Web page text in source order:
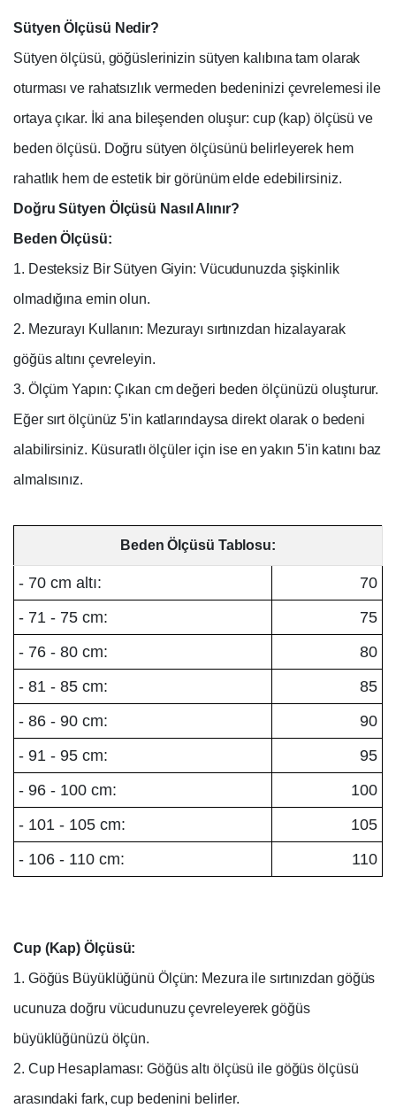
Sütyen Ölçüsü Nedir?
Sütyen ölçüsü, göğüslerinizin sütyen kalıbına tam olarak
oturması ve rahatsızlık vermeden bedeninizi çevrelemesi ile
ortaya çıkar. İki ana bileşenden oluşur: cup (kap) ölçüsü ve
beden ölçüsü. Doğru sütyen ölçüsünü belirleyerek hem
rahatlık hem de estetik bir görünüm elde edebilirsiniz.
Doğru Sütyen Ölçüsü Nasıl Alınır?
Beden Ölçüsü:
1. Desteksiz Bir Sütyen Giyin: Vücudunuzda şişkinlik
olmadığına emin olun.
2. Mezurayı Kullanın: Mezurayı sırtınızdan hizalayarak
göğüs altını çevreleyin.
3. Ölçüm Yapın: Çıkan cm değeri beden ölçünüzü oluşturur.
Eğer sırt ölçünüz 5'in katlarındaysa direkt olarak o bedeni
alabilirsiniz. Küsuratlı ölçüler için ise en yakın 5'in katını baz
almalısınız.
Beden Ölçüsü Tablosu:
- 70 cm altı:
70
- 71 - 75 cm:
75
- 76 - 80 cm:
80
- 81 - 85 cm:
85
- 86 - 90 cm:
90
- 91 - 95 cm:
95
- 96 - 100 cm:
100
- 101 - 105 cm:
105
- 106 - 110 cm:
110
Cup (Kap) Ölçüsü:
1. Göğüs Büyüklüğünü Ölçün: Mezura ile sırtınızdan göğüs
ucunuza doğru vücudunuzu çevreleyerek göğüs
büyüklüğünüzü ölçün.
2. Cup Hesaplaması: Göğüs altı ölçüsü ile göğüs ölçüsü
arasındaki fark, cup bedenini belirler.